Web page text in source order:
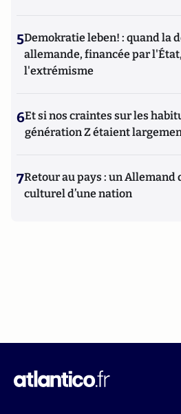
5Demokratie leben! : quand la
allemande, financée par
l'extrémisme
6Et si nos craintes sur les
génération Z étaient
7Retour au pays : un Allemand
culturel d’une nation